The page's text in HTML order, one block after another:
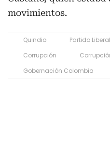
movimientos.
Quindio
Partido
Corrupción
Gobernación Colombia